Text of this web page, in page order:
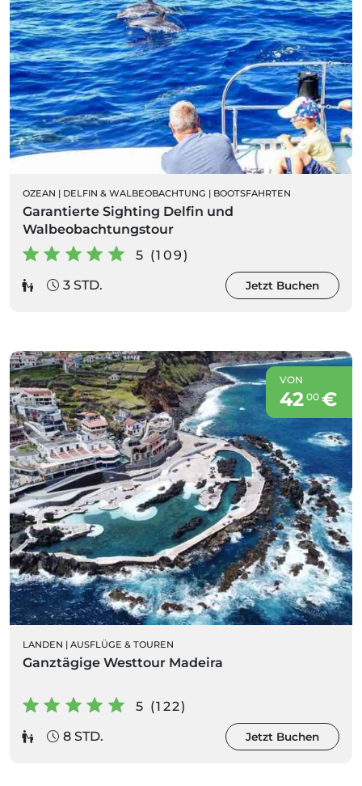
OZEAN | DELFIN & WALBEOBACHTUNG | BOOTSFAHRTEN
Garantierte Sighting Delfin und
Walbeobachtungstour
5 (109)
3 STD.
Jetzt Buchen
VON
42 00€
LANDEN | AUSFLÜGE & TOUREN
Ganztägige Westtour Madeira
5 (122)
8 STD.
Jetzt Buchen